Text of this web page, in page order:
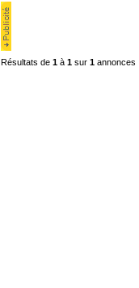
Résultats de 1à 1sur 1annonces